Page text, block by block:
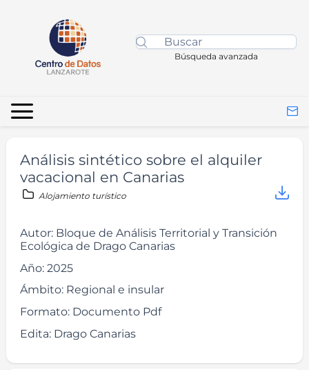
Búsqueda avanzada
Análisis sintético sobre el alquiler
vacacional en Canarias
Alojamiento turístico
Autor: Bloque de Análisis Territorial y Transición
Ecológica de Drago Canarias
Año: 2025
Ámbito: Regional e insular
Formato: Documento Pdf
Edita: Drago Canarias